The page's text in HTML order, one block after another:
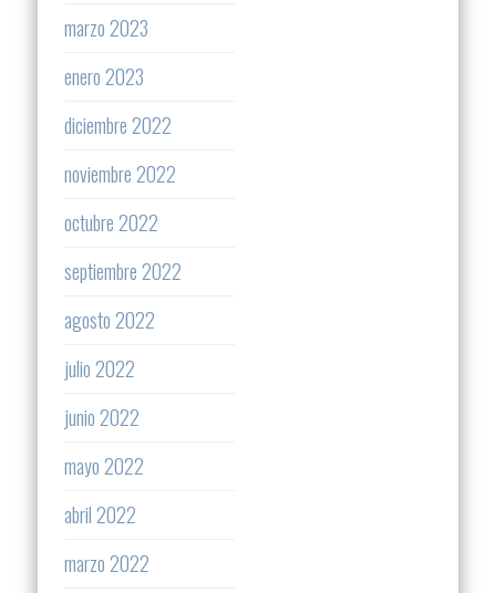
marzo 2023
enero 2023
diciembre 2022
noviembre 2022
octubre 2022
septiembre 2022
agosto 2022
julio 2022
junio 2022
mayo 2022
abril 2022
marzo 2022